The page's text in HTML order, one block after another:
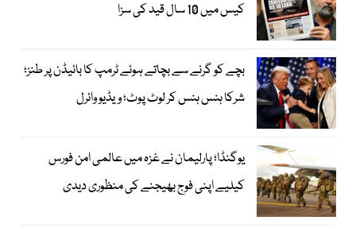
کیس میں 10 سال قید کی سزا
بچے کو گرنے سے بچاتے ہوئے ٹرمپ کا بائیڈن پر طنز؛
شرکا ہنس ہنس کر لوٹ پوٹ؛ ویڈیو وائرل
یوگنڈا؛ پارلیمان نے غزہ میں عالمی امن فورس
کیلیے اپنی فوج بھیجنے کی منظوری دیدی